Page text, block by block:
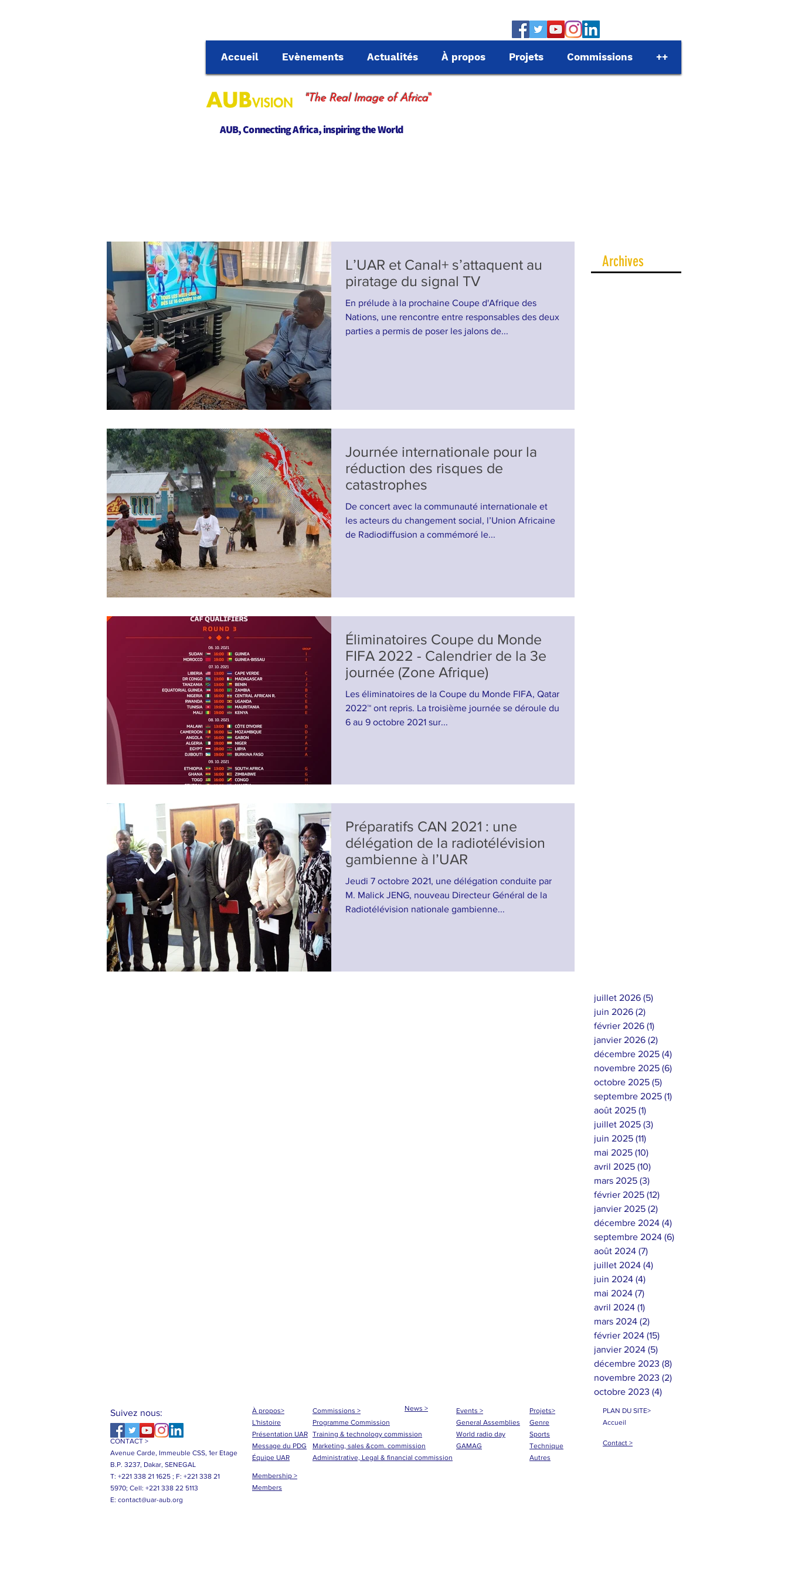
Accueil Evènements Actualités À propos Projets Commissions ++
"The Real Image of Africa"
AUB, Connecting Africa, inspiring the World
L’UAR et Canal+ s’attaquent au
piratage du signal TV
En prélude à la prochaine Coupe d'Afrique des
Nations, une rencontre entre responsables des deux
parties a permis de poser les jalons de...
Journée internationale pour la
réduction des risques de
catastrophes
De concert avec la communauté internationale et
les acteurs du changement social, l’Union Africaine
de Radiodiffusion a commémoré le...
Éliminatoires Coupe du Monde
FIFA 2022 - Calendrier de la 3e
journée (Zone Afrique)
Les éliminatoires de la Coupe du Monde FIFA, Qatar
2022™ ont repris. La troisième journée se déroule du
6 au 9 octobre 2021 sur...
Préparatifs CAN 2021 : une
délégation de la radiotélévision
gambienne à l’UAR
Jeudi 7 octobre 2021, une délégation conduite par
M. Malick JENG, nouveau Directeur Général de la
Radiotélévision nationale gambienne...
Archives
juillet 2026 (5)
juin 2026 (2)
février 2026 (1)
janvier 2026 (2)
décembre 2025 (4)
novembre 2025 (6)
octobre 2025 (5)
septembre 2025 (1)
août 2025 (1)
juillet 2025 (3)
juin 2025 (11)
mai 2025 (10)
avril 2025 (10)
mars 2025 (3)
février 2025 (12)
janvier 2025 (2)
décembre 2024 (4)
septembre 2024 (6)
août 2024 (7)
juillet 2024 (4)
juin 2024 (4)
mai 2024 (7)
avril 2024 (1)
mars 2024 (2)
février 2024 (15)
janvier 2024 (5)
décembre 2023 (8)
novembre 2023 (2)
octobre 2023 (4)
Suivez nous:
CONTACT >
Avenue Carde, Immeuble CSS, 1er Etage
B.P. 3237, Dakar, SENEGAL
T: +221 338 21 1625 ; F: +221 338 21
5970; Cell: +221 338 22 5113
E: contact@uar-aub.org
Commissions >
Programme Commission
Training & technology commission
Marketing, sales &com. commission
Administrative, Legal & financial commission
Membership >
Members
Events >
General Assemblies
World radio day
GAMAG
News >
À propos>
L'histoire
Présentation UAR
Message du PDG
Équipe UAR
Projets>
Genre
Sports
Technique
Autres
PLAN DU SITE>
Accueil
Contact >